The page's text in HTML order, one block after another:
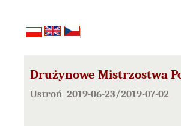
Drużynowe Mistrzostwa
Ustroń 2019-06-23/2019-07-02